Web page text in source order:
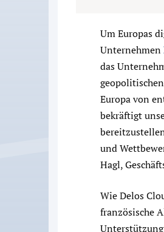
Um Europas
Unternehmen
das
Europa von
bekräftigt
und
Hagl,
Wie Delos
französische